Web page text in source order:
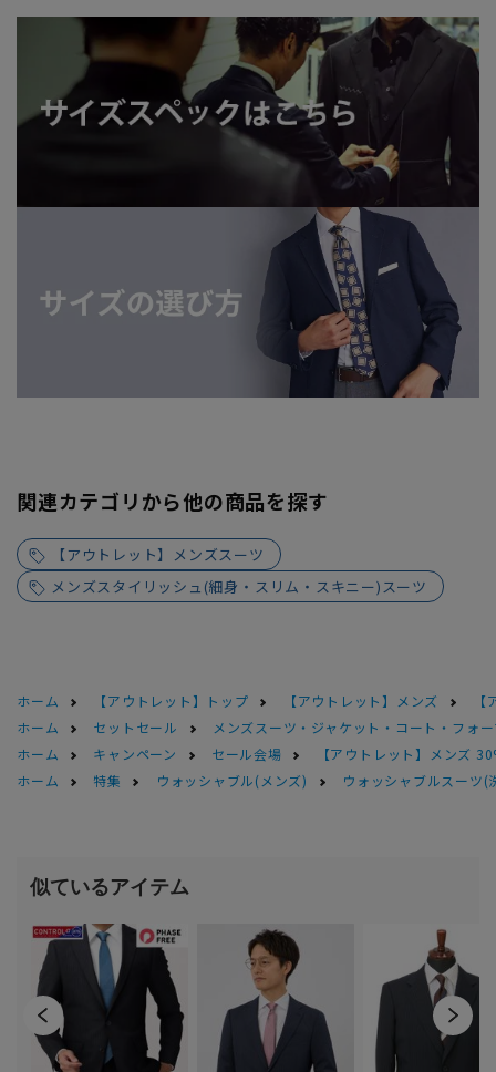
関連カテゴリから他の商品を探す
【アウトレット】メンズスーツ
メンズスタイリッシュ(細身・スリム・スキニー)スーツ
ホーム 【アウトレット】トップ 【アウトレット】メンズ
ホーム
セットセール
メンズスーツ・ジャケット・コート・フォ
ホーム
キャンペーン セール会場
【アウトレット】メンズ
ホーム
特集 ウォッシャブル(メンズ) ウォッシャブルスーツ(